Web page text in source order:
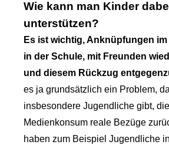
Wie kann man Kinder
unterstützen?
Es ist wichtig, Anknüpfungen
in der Schule, mit Freunden
und diesem Rückzug
es ja grundsätzlich ein Problem,
insbesondere Jugendliche gibt,
Medienkonsum reale Bezüge
haben zum Beispiel Jugendliche